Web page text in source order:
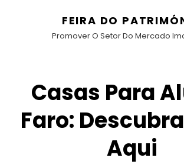
FEIRA DO
Promover O Setor Do Mercado
Casas Para
Faro:
Aqui